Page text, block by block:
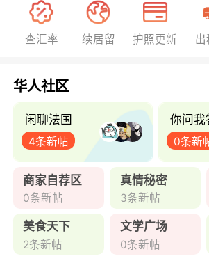
查汇率 续居留 护照更新 出
华人社区
闲聊法国
4条新帖
你问我
0条新
商家自荐区
0条新帖
真情秘密
3条新帖
美食天下
2条新帖
文学广场
0条新帖